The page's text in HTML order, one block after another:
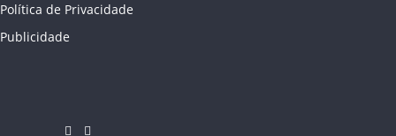
Política de Privacidade
Publicidade